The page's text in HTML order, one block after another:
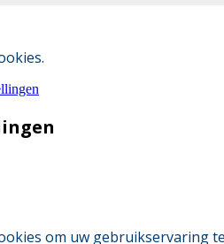
om uw gebruikservaring